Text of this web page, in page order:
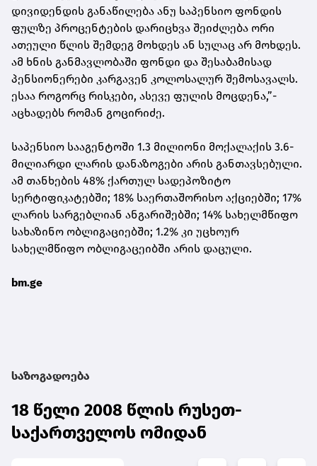
დივიდენდის განაწილება ანუ საპენსიო ფონდის
ფულზე პროცენტების დარიცხვა შეიძლება ორი
ათეული წლის შემდეგ მოხდეს ან სულაც არ მოხდეს.
ამ ხნის განმავლობაში ფონდი და შესაბამისად
პენსიონერები კარგავენ კოლოსალურ შემოსავალს.
ესაა როგორც რისკები, ასევე ფულის მოცდენა,”-
აცხადებს რომან გოცირიძე.
საპენსიო სააგენტოში 1.3 მილიონი მოქალაქის 3.6-
მილიარდი ლარის დანაზოგები არის განთავსებული.
ამ თანხების 48% ქართულ სადეპოზიტო
სერტიფიკატებში; 18% საერთაშორისო აქციებში; 17%
ლარის სარგებლიან ანგარიშებში; 14% სახელმწიფო
სახაზინო ობლიგაციებში; 1.2% კი უცხოურ
სახელმწიფო ობლიგაცეიბში არის დაცული.
bm.ge
საზოგადოება
18 წელი 2008 წლის რუსეთ-
საქართველოს ომიდან